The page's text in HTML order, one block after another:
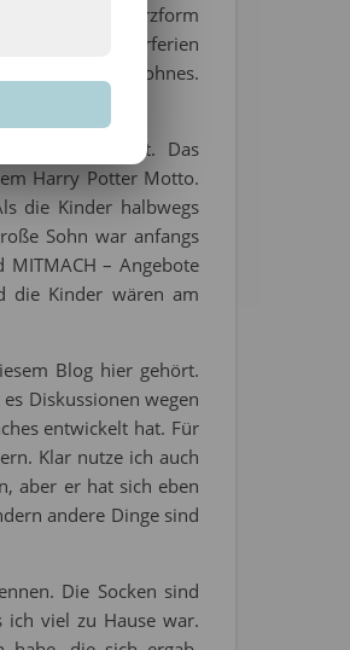
und seine Herzform
in den Winterferien
des großen Sohnes.
Wertvoll!
einfach nicht. Das
Harry Potter Motto.
die Kinder halbwegs
Sohn war anfangs
– Angebote
die Kinder wären am
Blog hier gehört.
Diskussionen wegen
entwickelt hat. Für
Klar nutze ich auch
aber er hat sich eben
andere Dinge sind
Die Socken sind
viel zu Hause war.